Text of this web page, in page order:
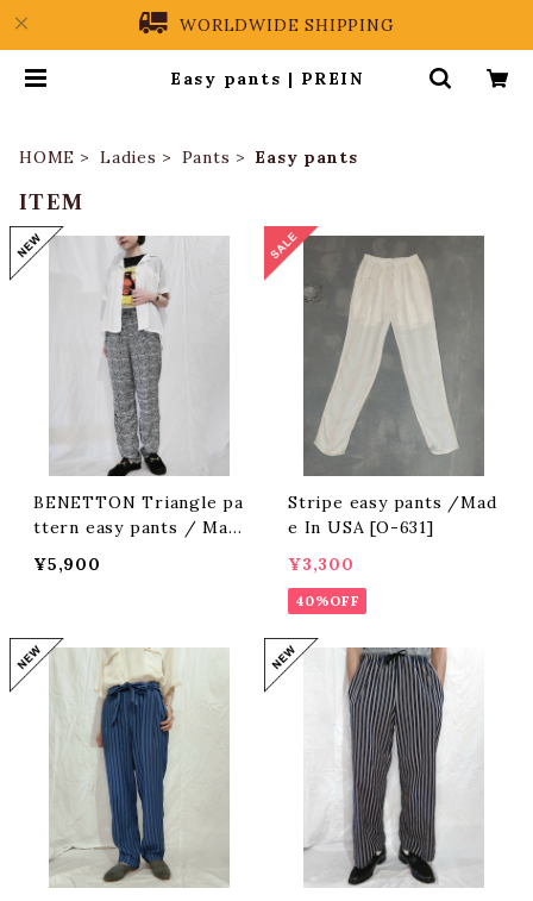
WORLDWIDE SHIPPING
Easy pants | PREIN
HOME Ladies Pants Easy pants
ITEM
BENETTON Triangle pa
ttern easy pants / Mad
ーマニア製ベネトン三角形
¥5,900
Stripe easy pants /Mad
e In USA [O-631]
¥3,300
40%OFF